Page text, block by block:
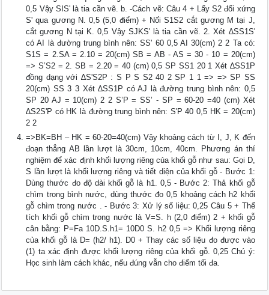
0,5 Vậy SIS' là tia cần vẽ. b. -Cách vẽ: Câu 4 + Lấy S2 đối xứng
S' qua gương N. 0,5 (5,0 điểm) + Nối S1S2 cắt gương M tại J,
cắt gương N tại K. 0,5 Vậy SJKS' là tia cần vẽ. 2. Xét ∆SS1S'
có AI là đường trung bình nên: SS' 60 0,5 AI 30(cm) 2 2 Ta có:
S1S = 2.SA = 2.10 = 20(cm) SB = AB - AS = 30 - 10 = 20(cm)
=> S’S2 = 2. SB = 2.20 = 40 (cm) 0,5 SP SS1 20 1 Xét ∆SS1P
đồng dạng với ∆S'S2P : S P S S2 40 2 SP 1 1 => => SP SS
20(cm) SS 3 3 Xét ∆SS1P có AJ là đường trung bình nên: 0,5
SP 20 AJ = 10(cm) 2 2 S’P = SS’ - SP = 60-20 =40 (cm) Xét
∆S2S'P có HK là đường trung bình nên: S'P 40 0,5 HK = 20(cm)
2 2
=>BK=BH – HK = 60-20=40(cm) Vậy khoảng cách từ I, J, K đến
đoạn thẳng AB lần lượt là 30cm, 10cm, 40cm. Phương án thí
nghiệm để xác định khối lượng riêng của khối gỗ như sau: Gọi D,
S lần lượt là khối lượng riêng và tiết diện của khối gỗ - Bước 1:
Dùng thước đo độ dài khối gỗ là h1. 0,5 - Bước 2: Thả khối gỗ
chìm trong bình nước, dùng thước đo 0,5 khoảng cách h2 khối
gỗ chìm trong nước . - Bước 3: Xử lý số liệu: 0,25 Câu 5 + Thể
tích khối gỗ chìm trong nước là V=S. h (2,0 điểm) 2 + khối gỗ
cân bằng: P=Fa 10D.S.h1= 10D0 S. h2 0,5 => Khối lượng riêng
của khối gỗ là D= (h2/ h1). D0 + Thay các số liệu đo được vào
(1) ta xác định được khối lượng riêng của khối gỗ. 0,25 Chú ý:
Học sinh làm cách khác, nếu đúng vẫn cho điểm tối đa.